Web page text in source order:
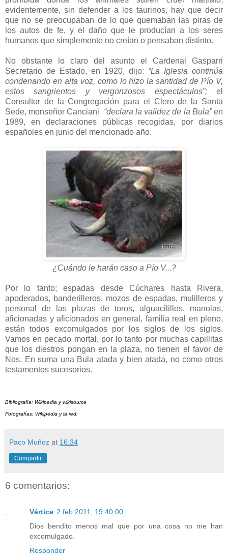
evidentemente, sin defender a los taurinos, hay que decir
que no se preocupaban de lo que quemaban las piras de
los autos de fe, y el daño que le producían a los seres
humanos que simplemente no creían o pensaban distinto.
No obstante lo claro del asunto el Cardenal Gasparri
Secretario de Estado, en 1920, dijo: “La Iglesia continúa
condenando en alta voz, como lo hizo la santidad de Pío V,
estos sangrientos y vergonzosos espectáculos”; el
Consultor de la Congregación para el Clero de la Santa
Sede, monseñor Canciani “declara la validez de la Bula”en
1989, en declaraciones públicas recogidas, por diarios
españoles en junio del mencionado año.
¿Cuándo le harán caso a Pío V...?
Por lo tanto; espadas desde Cúchares hasta Rivera,
apoderados, banderilleros, mozos de espadas, mulilleros y
personal de las plazas de toros, alguacilillos, manolas,
aficionadas y aficionados en general, familia real en pleno,
están todos excomulgados por los siglos de los siglos.
Vamos en pecado mortal, por lo tanto por muchas capillitas
que los diestros pongan en la plaza, no tienen el favor de
Nos. En suma una Bula atada y bien atada, no como otros
testamentos sucesorios.
Bibliografía: Wikipedia y wikisource
Fotografías: Wikipedia y la red.
Paco Muñoz at 16:34
Compartir
6 comentarios:
Vértice 2 feb 2011, 19:40:00
Dios bendito menos mal que por una cosa no me han
excomulgado.
Responder